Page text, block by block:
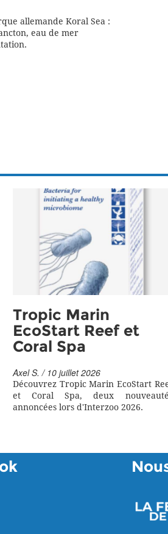
allemande Koral Sea :
eau de mer
Tropic Marin
EcoStart Reef et
Coral Spa
Axel S. / 10 juillet 2026
Découvrez Tropic Marin EcoStart
et Coral Spa, deux
annoncées lors d'Interzoo 2026.